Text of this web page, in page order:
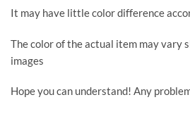
It may have little color difference
The color of the actual item may vary
images
Hope you can understand! Any